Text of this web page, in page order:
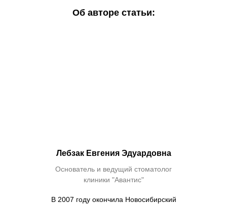
Об авторе статьи:
Лебзак Евгения Эдуардовна
Основатель и ведущий стоматолог
клиники "Авантис"
В 2007 году окончила Новосибирский